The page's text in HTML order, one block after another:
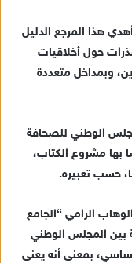
هذا المرجع الدليل
حول أخلاقيات
وبمداخل متعددة
الوطني للصحافة
بها مشروع الكتاب،
حسب تعبيره.
الرامي “الجامع
بين المجلس الوطني
بمعنى أنه يعنى